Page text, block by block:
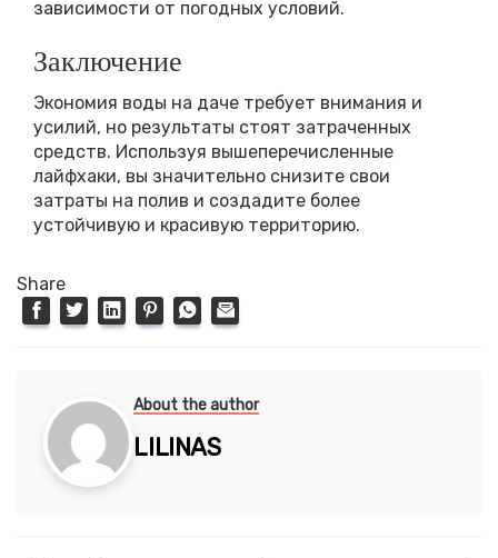
зависимости от погодных условий.
Заключение
Экономия воды на даче требует внимания и
усилий, но результаты стоят затраченных
средств. Используя вышеперечисленные
лайфхаки, вы значительно снизите свои
затраты на полив и создадите более
устойчивую и красивую территорию.
Share
About the author
LILINAS